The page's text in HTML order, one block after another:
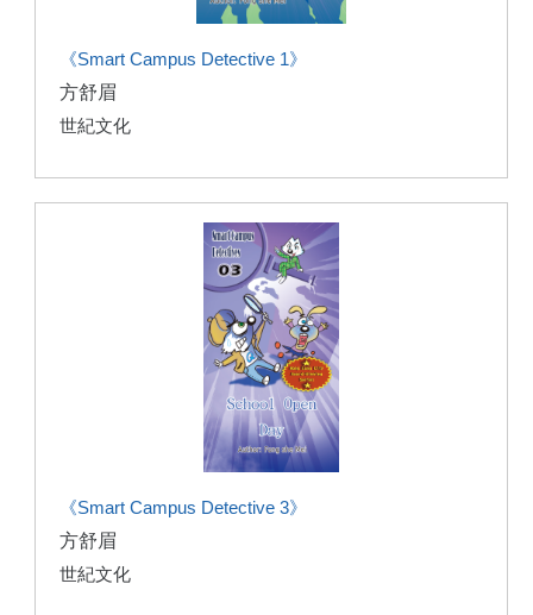
《Smart Campus Detective 1》
方舒眉
世紀文化
《Smart Campus Detective 3》
方舒眉
世紀文化